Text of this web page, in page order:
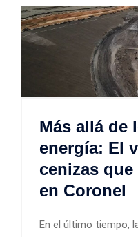
Más allá de
energía: El
cenizas
en Coronel
En el último tiempo,